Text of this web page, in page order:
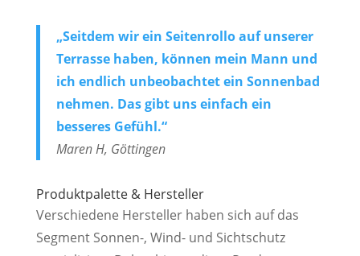
„Seitdem wir ein Seitenrollo auf unserer
Terrasse haben, können mein Mann und
ich endlich unbeobachtet ein Sonnenbad
nehmen. Das gibt uns einfach ein
besseres Gefühl.“
Maren H, Göttingen
Produktpalette & Hersteller
Verschiedene Hersteller haben sich auf das
Segment Sonnen-, Wind- und Sichtschutz